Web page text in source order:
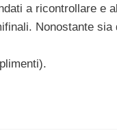
a ricontrollare e
Nonostante